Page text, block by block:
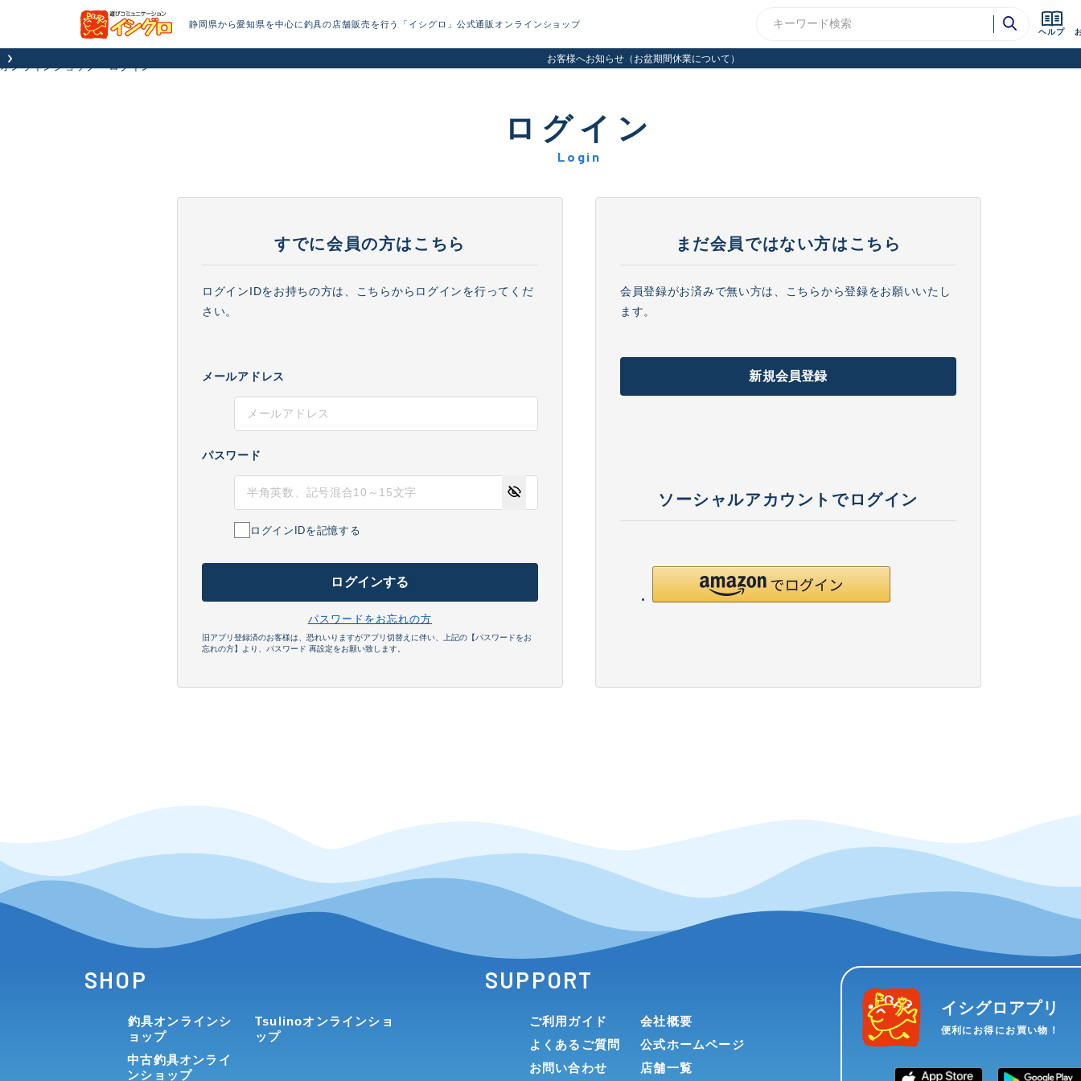
静岡県から愛知県を中心に釣具の店舗販売を行う「イシグロ」公式通販オンラインショップ
ヘルプ
お客様へお知らせ（お盆期間休業について）
オンラインショップ ログイン
ログイン
Login
すでに会員の方はこちら
ログインIDをお持ちの方は、こちらからログインを行ってくだ
さい。
メールアドレス
パスワード
ログインIDを記憶する
ログインする
パスワードをお忘れの方
旧アプリ登録済のお客様は、恐れいりますがアプリ切替えに伴い、上記の【パスワードをお
忘れの方】より、パスワード 再設定をお願い致します。
まだ会員ではない方はこちら
会員登録がお済みで無い方は、こちらから登録をお願いいたし
ます。
新規会員登録
ソーシャルアカウントでログイン
SHOP
釣具オンラインシ
ョップ
中古釣具オンライ
ンショップ
Tsulinoオンラインショ
ップ
SUPPORT
ご利用ガイド
よくあるご質問
お問い合わせ
会社概要
公式ホームページ
店舗一覧
イシグロアプリ
便利にお得にお買い物！